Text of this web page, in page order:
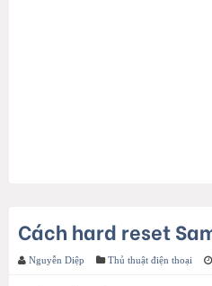
Cách hard reset
Nguyễn Diệp Thủ thuật điện thoại